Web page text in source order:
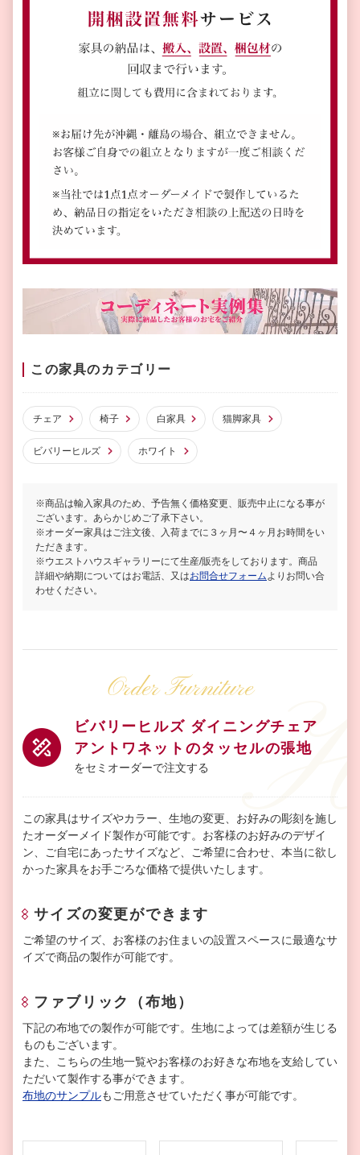
この家具のカテゴリー
チェア 椅子 白家具 猫脚家具
ビバリーヒルズ ホワイト
※商品は輸入家具のため、予告無く価格変更、販売中止になる事が
ございます。あらかじめご了承下さい。
※オーダー家具はご注文後、入荷までに３ヶ月〜４ヶ月お時間をい
ただきます。
※ウエストハウスギャラリーにて生産/販売をしております。商品
詳細や納期についてはお電話、又はお問合せフォーム よりお問い合
わせください。
Order Furniture
ビバリーヒルズ ダイニングチェア
アントワネットのタッセルの張地
をセミオーダーで注文する
この家具はサイズやカラー、生地の変更、お好みの彫刻を施し
たオーダーメイド製作が可能です。お客様のお好みのデザイ
ン、ご自宅にあったサイズなど、ご希望に合わせ、本当に欲し
かった家具をお手ごろな価格で提供いたします。
サイズの変更ができます
ご希望のサイズ、お客様のお住まいの設置スペースに最適なサ
イズで商品の製作が可能です。
ファブリック（布地）
下記の布地での製作が可能です。生地によっては差額が生じる
ものもございます。
また、こちらの生地一覧やお客様のお好きな布地を支給してい
ただいて製作する事ができます。
布地のサンプルもご用意させていただく事が可能です。